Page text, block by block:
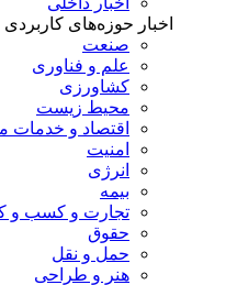
اخبار حوزه‌های کاربردی
صنعت
علم و فناوری
کشاورزی
محیط زیست
اقتصاد و خدمات
امنیت
انرژی
بیمه
تجارت و کسب و
حقوق
حمل و نقل
هنر و طراحی